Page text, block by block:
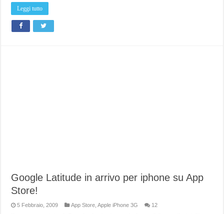
Leggi tutto
Google Latitude in arrivo per iphone su App
Store!
5 Febbraio, 2009 App Store ,Apple iPhone 3G 12